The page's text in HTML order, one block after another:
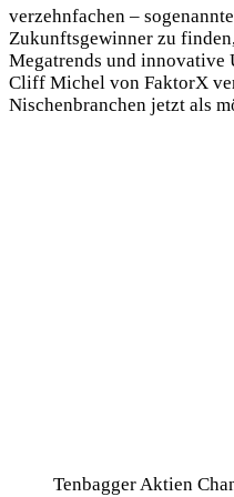
verzehnfachen –
Zukunftsgewinner zu
Megatrends und innovative
Cliff Michel von FaktorX
Nischenbranchen jetzt als
Tenbagger Aktien